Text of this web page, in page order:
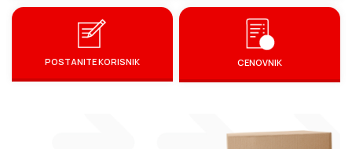
POSTANITE KORISNIK CENOVNIK